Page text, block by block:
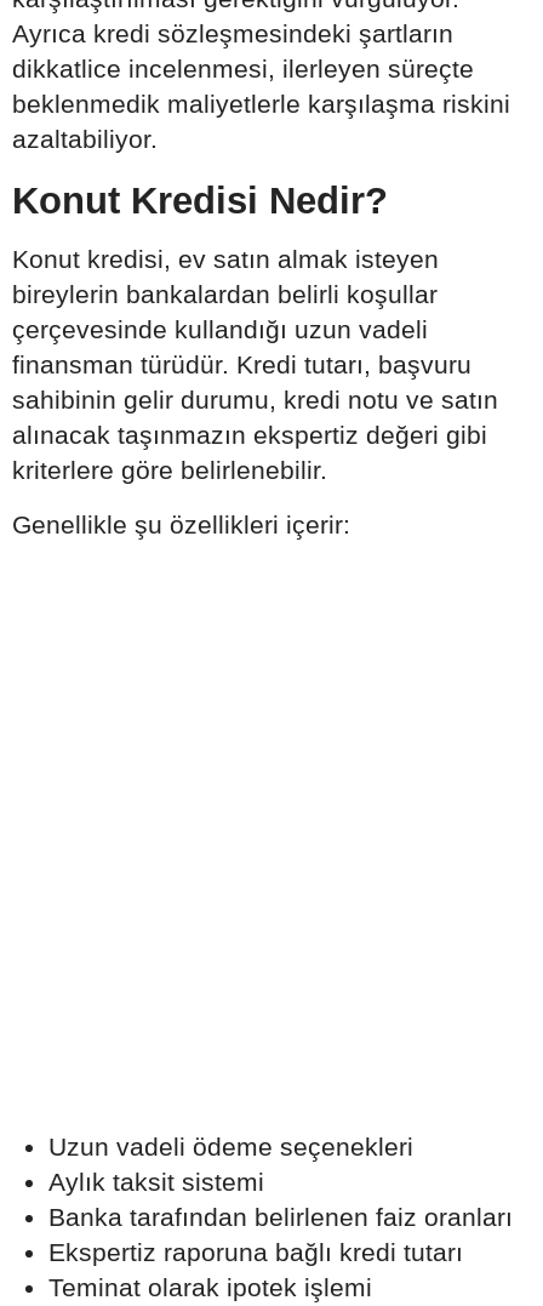
Ayrıca kredi sözleşmesindeki şartların
dikkatlice incelenmesi, ilerleyen süreçte
beklenmedik maliyetlerle karşılaşma riskini
azaltabiliyor.
Konut Kredisi Nedir?
Konut kredisi, ev satın almak isteyen
bireylerin bankalardan belirli koşullar
çerçevesinde kullandığı uzun vadeli
finansman türüdür. Kredi tutarı, başvuru
sahibinin gelir durumu, kredi notu ve satın
alınacak taşınmazın ekspertiz değeri gibi
kriterlere göre belirlenebilir.
Genellikle şu özellikleri içerir:
Uzun vadeli ödeme seçenekleri
Aylık taksit sistemi
Banka tarafından belirlenen faiz oranları
Ekspertiz raporuna bağlı kredi tutarı
Teminat olarak ipotek işlemi